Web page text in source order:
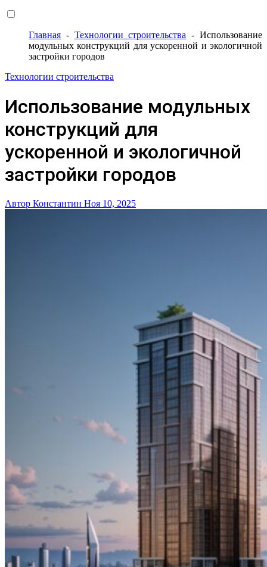
Главная - Технологии строительства -Использование
модульных конструкций для ускоренной и экологичной
застройки городов
Технологии строительства
Использование модульных
конструкций для
ускоренной и экологичной
застройки городов
Автор Константин Ноя 10, 2025